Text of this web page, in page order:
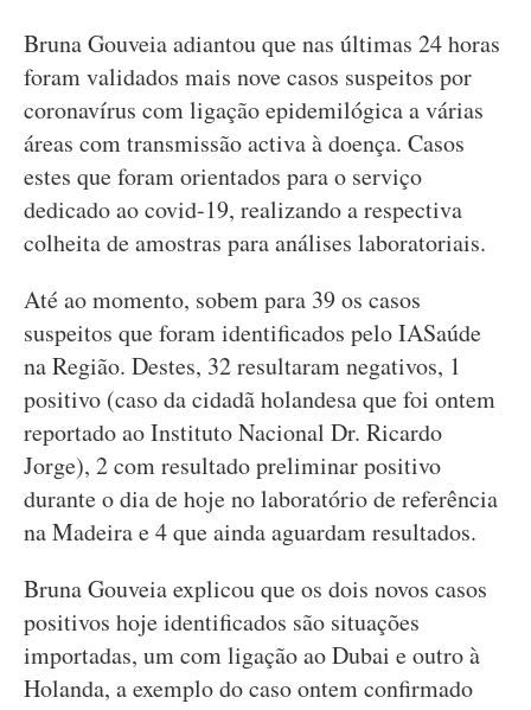
Bruna Gouveia adiantou que nas últimas 24 horas
foram validados mais nove casos suspeitos por
coronavírus com ligação epidemilógica a várias
áreas com transmissão activa à doença. Casos
estes que foram orientados para o serviço
dedicado ao covid-19, realizando a respectiva
colheita de amostras para análises laboratoriais.
Até ao momento, sobem para 39 os casos
suspeitos que foram identificados pelo IASaúde
na Região. Destes, 32 resultaram negativos, 1
positivo (caso da cidadã holandesa que foi ontem
reportado ao Instituto Nacional Dr. Ricardo
Jorge), 2 com resultado preliminar positivo
durante o dia de hoje no laboratório de referência
na Madeira e 4 que ainda aguardam resultados.
Bruna Gouveia explicou que os dois novos casos
positivos hoje identificados são situações
importadas, um com ligação ao Dubai e outro à
Holanda, a exemplo do caso ontem confirmado